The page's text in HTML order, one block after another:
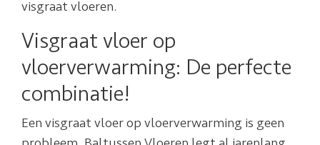
visgraat vloeren.
Visgraat vloer op
vloerverwarming: De perfecte
combinatie!
Een visgraat vloer op vloerverwarming is geen